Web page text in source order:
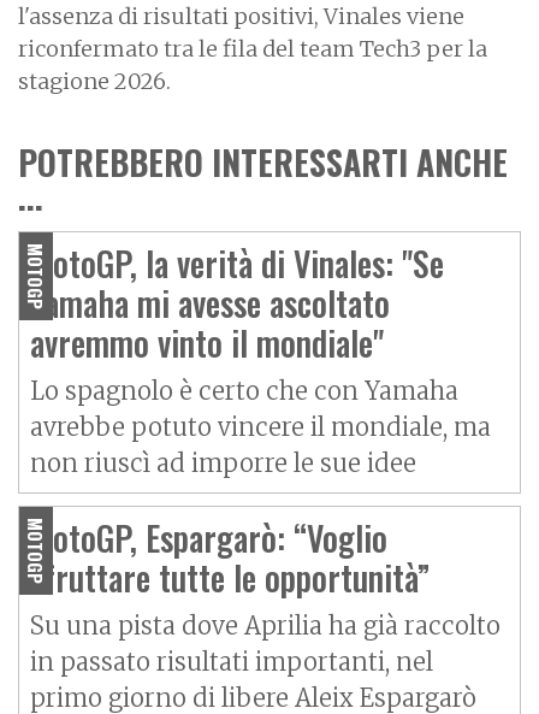
l'assenza di risultati positivi, Vinales viene
riconfermato tra le fila del team Tech3 per la
stagione 2026.
POTREBBERO INTERESSARTI ANCHE
...
MOTOGP
MotoGP, la verità di Vinales: "Se
Yamaha mi avesse ascoltato
avremmo vinto il mondiale"
Lo spagnolo è certo che con Yamaha
avrebbe potuto vincere il mondiale, ma
non riuscì ad imporre le sue idee
MOTOGP
MotoGP, Espargarò: “Voglio
sfruttare tutte le opportunità”
Su una pista dove Aprilia ha già raccolto
in passato risultati importanti, nel
primo giorno di libere Aleix Espargarò